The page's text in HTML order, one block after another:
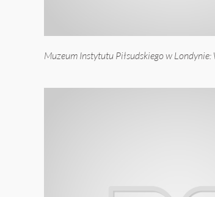
Muzeum Instytutu Piłsudskiego w